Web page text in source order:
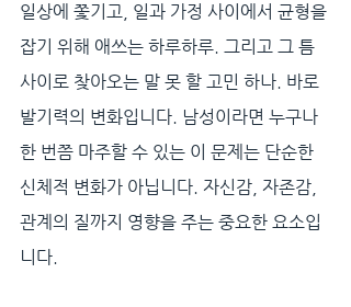
일상에 쫓기고, 일과 가정 사이에서 균형을
잡기 위해 애쓰는 하루하루. 그리고 그 틈
사이로 찾아오는 말 못 할 고민 하나. 바로
발기력의 변화입니다. 남성이라면 누구나
한 번쯤 마주할 수 있는 이 문제는 단순한
신체적 변화가 아닙니다. 자신감, 자존감,
관계의 질까지 영향을 주는 중요한 요소입
니다.